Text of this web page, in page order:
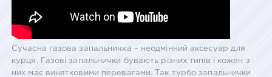
Сучасна газова запальничка – неодмінний аксесуар для
курця. Газові запальнички бувають різних типів і кожен з
них має винятковими перевагами. Так турбо запальнички